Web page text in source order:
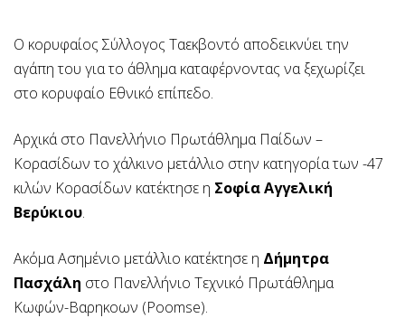
Ο κορυφαίος Σύλλογος Ταεκβοντό αποδεικνύει την
αγάπη του για το άθλημα καταφέρνοντας να ξεχωρίζει
στο κορυφαίο Εθνικό επίπεδο.
Αρχικά στο Πανελλήνιο Πρωτάθλημα Παίδων –
Κορασίδων το χάλκινο μετάλλιο στην κατηγορία των -47
κιλών Κορασίδων κατέκτησε η Σοφία Αγγελική
Βερύκιου.
Ακόμα Ασημένιο μετάλλιο κατέκτησε η Δήμητρα
Πασχάλη στο Πανελλήνιο Τεχνικό Πρωτάθλημα
Κωφών-Βαρηκοων (Poomse).